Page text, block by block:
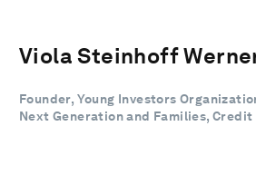
Viola Steinhoff
Founder, Young Investors
Next Generation and Families, Credit